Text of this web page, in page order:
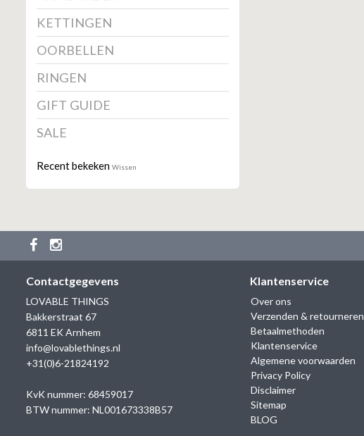
KETTINGEN
OORBELLEN
RINGEN
GIFT GUIDE
SALE
Recent bekeken Wissen
Contactgegevens
LOVABLE THINGS
Bakkerstraat 67
6811 EK Arnhem
info@lovablethings.nl
+31(0)6-21824192
KvK nummer: 68459017
BTW nummer: NL001673338B57
Klantenservice
Over ons
Verzenden & retourneren
Betaalmethoden
Klantenservice
Algemene voorwaarden
Privacy Policy
Disclaimer
Sitemap
BLOG